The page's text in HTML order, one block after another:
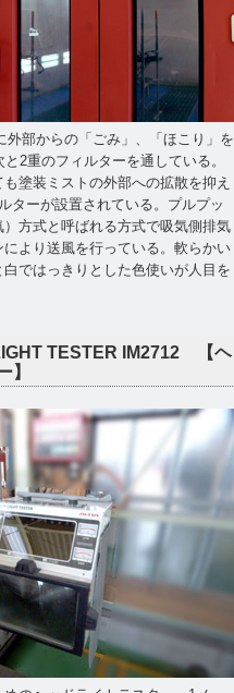
部からの「ごみ」、「ほこり」を
2重のフィルターを通している。
塗装ミストの外部への拡散を抑え
ターが設置されている。プルプッ
方式と呼ばれる方式で吸気側排気
より送風を行っている。軟らかい
ではっきりとした色使いが人目を
TESTER IM2712 【ヘ
】